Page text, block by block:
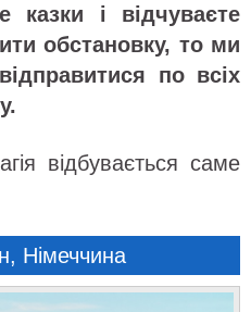
і відчуваєте
обстановку, то ми
по всіх
відбувається саме
Німеччина